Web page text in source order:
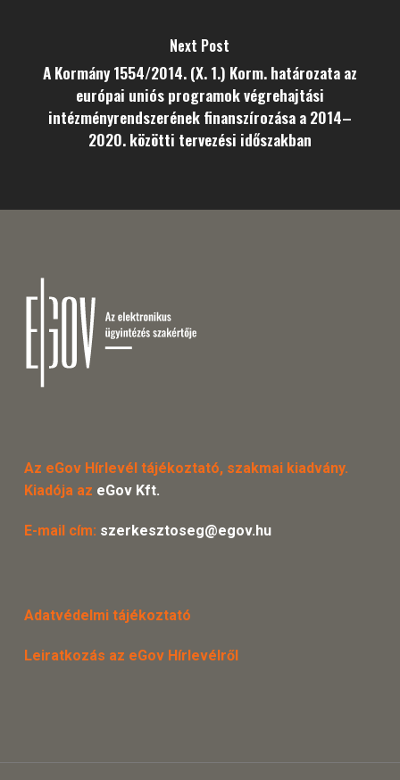
Next Post
A Kormány 1554/2014. (X. 1.) Korm. határozata az
európai uniós programok végrehajtási
intézményrendszerének finanszírozása a 2014–
2020. közötti tervezési időszakban
Az eGov Hírlevél tájékoztató, szakmai kiadvány.
Kiadója az eGov Kft.
E-mail cím: szerkesztoseg@egov.hu
Adatvédelmi tájékoztató
Leiratkozás az eGov Hírlevélről